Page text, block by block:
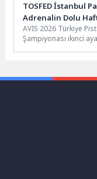
TOSFED İstanbul
Adrenalin Dolu
Sonu
AVIS 2026 Türkiye Pist
Şampiyonası ikinci